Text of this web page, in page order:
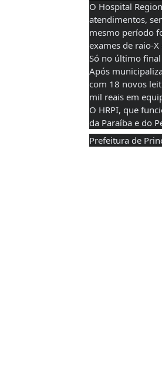
O Hospital
atendimentos,
mesmo período
exames de raio-
Só no último
Após
com 18 novos
mil reais em
O HRPI, que
da Paraíba e do
Prefeitura de